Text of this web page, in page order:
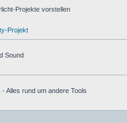
Projekte vorstellen
Projekt
Sound
Alles rund um andere Tools